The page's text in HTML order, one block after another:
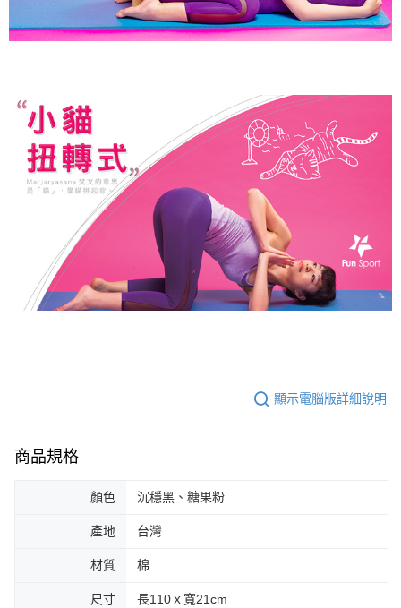
顯示電腦版詳細說明
商品規格
顏色 沉穩黑、糖果粉
產地 台灣
材質 棉
尺寸 長110ｘ寬21cm